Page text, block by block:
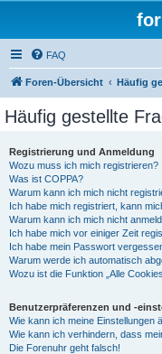
FAQ
Foren-Übersicht Häufig
Häufig gestellte
Registrierung und Anmeldung
Wozu muss ich mich registrieren?
Was ist COPPA?
Warum kann ich mich nicht
Ich habe mich registriert, kann
Warum kann ich mich nicht
Ich habe mich vor einiger Zeit
Ich habe mein Passwort
Warum werde ich automatisch
Wozu ist die Funktion „Alle
Benutzerpräferenzen und -
Wie kann ich meine Einstellungen
Wie kann ich verhindern, dass
Die Forenuhr geht falsch!